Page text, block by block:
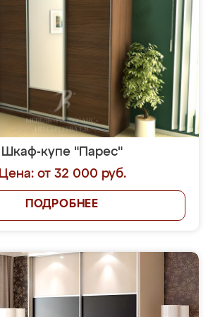
Шкаф-купе "Парес"
Цена: от 32 000 руб.
ПОДРОБНЕЕ